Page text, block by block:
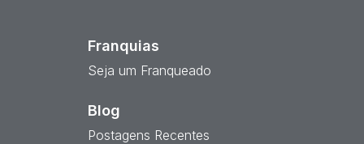
Franquias
Seja um Franqueado
Blog
Postagens Recentes